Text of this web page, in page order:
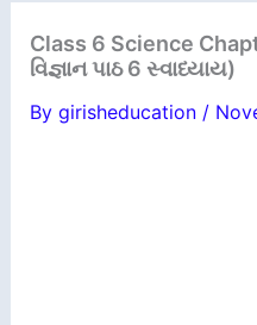
Class 6 Science
વિજ્ઞાન પાઠ 6 સ્વાધ્યાય)
By girisheducation /